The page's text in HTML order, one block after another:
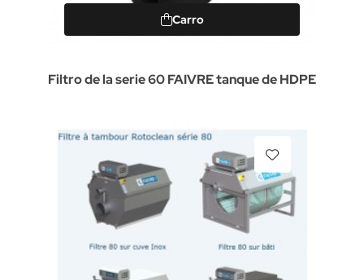
Carro
Filtro de la serie 60 FAIVRE tanque de HDPE